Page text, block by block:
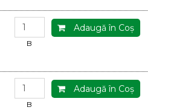
Adaugă în Coş
B
Adaugă în Coş
B